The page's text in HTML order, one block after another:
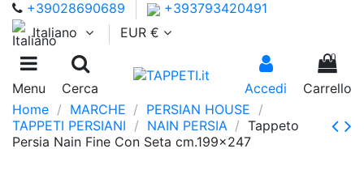
+39028690689
+393793420491
Italiano
EUR €
Menu Cerca Accedi
0
Carrello
Home
MARCHE
PERSIAN HOUSE
TAPPETI PERSIANI
NAIN PERSIA
Tappeto
Persia Nain Fine Con Seta cm.199x247